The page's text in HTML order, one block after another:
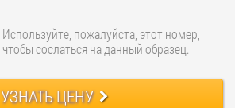
Используйте, пожалуйста, этот номер,
чтобы сослаться на данный образец.
УЗНАТЬ ЦЕНУ